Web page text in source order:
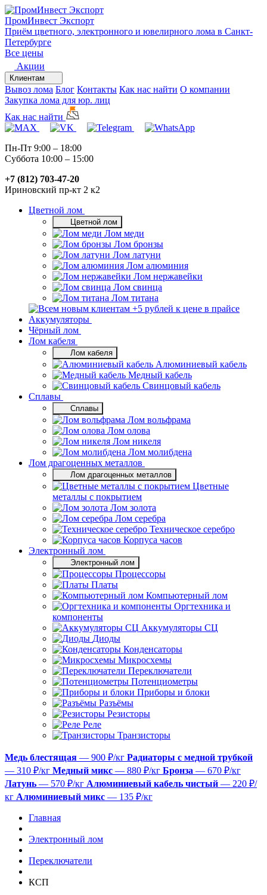
ПромИнвест Экспорт
Приём цветного, электронного и ювелирного лома в Санкт-
Петербурге
Все цены
Акции
Клиентам
Вывоз лома Блог Контакты Как нас найти О компании
Закупка лома для юр. лиц
Как нас найти
Пн-Пт 9:00 – 18:00
Суббота 10:00 – 15:00
+7 (812) 703-47-20
Ириновский пр-кт 2 к2
Цветной лом
Цветной лом
Лом меди
Лом бронзы
Лом латуни
Лом алюминия
Лом нержавейки
Лом свинца
Лом титана
Аккумуляторы
Чёрный лом
Лом кабеля
Лом кабеля
Алюминиевый кабель
Медный кабель
Свинцовый кабель
Сплавы
Сплавы
Лом вольфрама
Лом олова
Лом никеля
Лом молибдена
Лом драгоценных металлов
Лом драгоценных металлов
Цветные
металлы с покрытием
Лом золота
Лом серебра
Техническое серебро
Корпуса часов
Электронный лом
Электронный лом
Процессоры
Платы
Компьютерный лом
Оргтехника и
компоненты
Аккумуляторы СЦ
Диоды
Конденсаторы
Микросхемы
Переключатели
Потенциометры
Приборы и блоки
Разъёмы
Резисторы
Реле
Транзисторы
Медь блестящая — 900 ₽/кг Радиаторы с медной трубкой
— 310 ₽/кг Медный микс — 880 ₽/кг Бронза — 670 ₽/кг
Латунь — 570 ₽/кг Алюминиевый кабель чистый — 220 ₽/
кг Алюминиевый микс — 135 ₽/кг
Главная
Электронный лом
Переключатели
КСП